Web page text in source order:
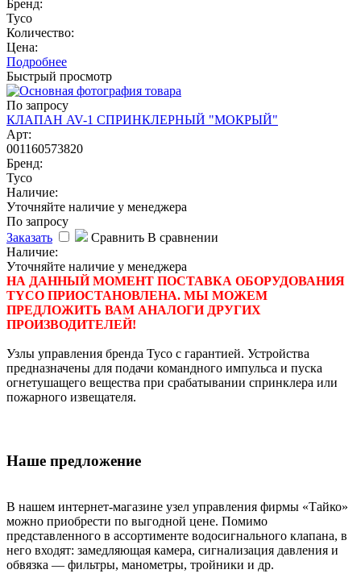
Бренд:
Tyco
Количество:
Цена:
Подробнее
Быстрый просмотр
По запросу
КЛАПАН AV-1 СПРИНКЛЕРНЫЙ "МОКРЫЙ"
Арт:
001160573820
Бренд:
Tyco
Наличие:
Уточняйте наличие у менеджера
По запросу
Заказать
Сравнить В сравнении
Наличие:
Уточняйте наличие у менеджера
НА ДАННЫЙ МОМЕНТ ПОСТАВКА ОБОРУДОВАНИЯ
TYCO ПРИОСТАНОВЛЕНА. МЫ МОЖЕМ
ПРЕДЛОЖИТЬ ВАМ АНАЛОГИ ДРУГИХ
ПРОИЗВОДИТЕЛЕЙ!
Узлы управления бренда Tyco с гарантией. Устройства
предназначены для подачи командного импульса и пуска
огнетушащего вещества при срабатывании спринклера или
пожарного извещателя.
Наше предложение
В нашем интернет-магазине узел управления фирмы «Тайко»
можно приобрести по выгодной цене. Помимо
представленного в ассортименте водосигнального клапана, в
него входят: замедляющая камера, сигнализация давления и
обвязка — фильтры, манометры, тройники и др.